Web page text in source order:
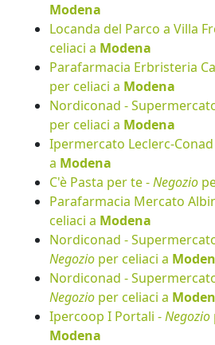
Modena
Locanda del Parco a Villa
celiaci a Modena
Parafarmacia Erbristeria
per celiaci a Modena
Nordiconad -
per celiaci a Modena
Ipermercato Leclerc-
a Modena
C'è Pasta per te -Negozio
Parafarmacia Mercato
celiaci a Modena
Nordiconad -
Negozio per celiaci a
Nordiconad -
Negozio per celiaci a
Ipercoop I Portali -Negozio
Modena